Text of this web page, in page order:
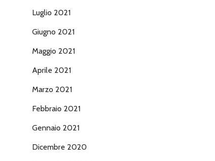
Luglio 2021
Giugno 2021
Maggio 2021
Aprile 2021
Marzo 2021
Febbraio 2021
Gennaio 2021
Dicembre 2020